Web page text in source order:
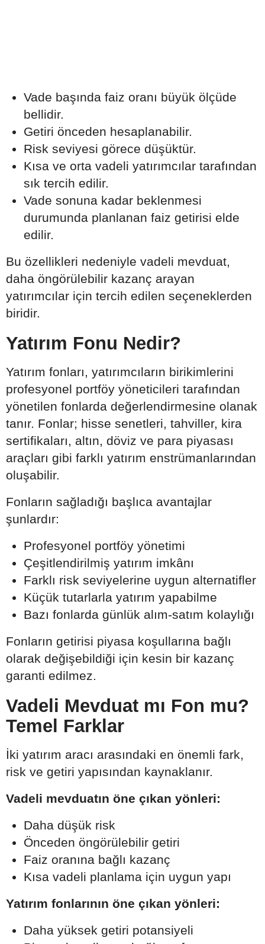
Vade başında faiz oranı büyük ölçüde
bellidir.
Getiri önceden hesaplanabilir.
Risk seviyesi görece düşüktür.
Kısa ve orta vadeli yatırımcılar tarafından
sık tercih edilir.
Vade sonuna kadar beklenmesi
durumunda planlanan faiz getirisi elde
edilir.
Bu özellikleri nedeniyle vadeli mevduat,
daha öngörülebilir kazanç arayan
yatırımcılar için tercih edilen seçeneklerden
biridir.
Yatırım Fonu Nedir?
Yatırım fonları, yatırımcıların birikimlerini
profesyonel portföy yöneticileri tarafından
yönetilen fonlarda değerlendirmesine olanak
tanır. Fonlar; hisse senetleri, tahviller, kira
sertifikaları, altın, döviz ve para piyasası
araçları gibi farklı yatırım enstrümanlarından
oluşabilir.
Fonların sağladığı başlıca avantajlar
şunlardır:
Profesyonel portföy yönetimi
Çeşitlendirilmiş yatırım imkânı
Farklı risk seviyelerine uygun alternatifler
Küçük tutarlarla yatırım yapabilme
Bazı fonlarda günlük alım-satım kolaylığı
Fonların getirisi piyasa koşullarına bağlı
olarak değişebildiği için kesin bir kazanç
garanti edilmez.
Vadeli Mevduat mı Fon mu?
Temel Farklar
İki yatırım aracı arasındaki en önemli fark,
risk ve getiri yapısından kaynaklanır.
Vadeli mevduatın öne çıkan yönleri:
Daha düşük risk
Önceden öngörülebilir getiri
Faiz oranına bağlı kazanç
Kısa vadeli planlama için uygun yapı
Yatırım fonlarının öne çıkan yönleri:
Daha yüksek getiri potansiyeli